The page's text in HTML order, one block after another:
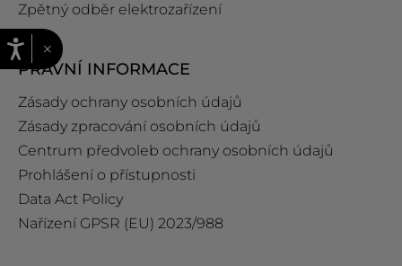
Zpětný odběr elektrozařízení
PRÁVNÍ INFORMACE
Zásady ochrany osobních údajů
Zásady zpracování osobních údajů
Centrum předvoleb ochrany osobních údajů
Prohlášení o přístupnosti
Data Act Policy
Nařízení GPSR (EU) 2023/988
×